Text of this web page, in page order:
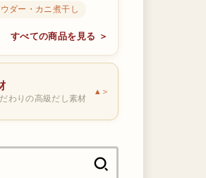
ダー・カニ煮干し
すべての商品を見る ＞
わりの高級だし素材
＞